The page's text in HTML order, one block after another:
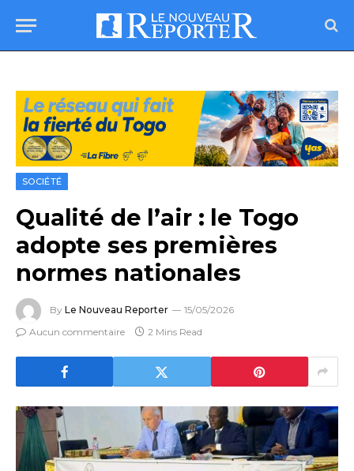
SOCIÉTÉ
Qualité de l’air : le Togo
adopte ses premières
normes nationales
By Le Nouveau Reporter
15/05/2026
Aucun commentaire
2 Mins Read